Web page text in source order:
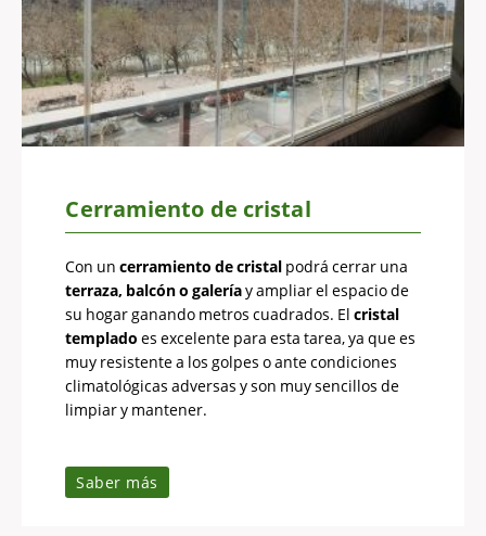
Cerramiento de cristal
Con uncerramiento de cristal podrá cerrar una
terraza, balcón o galeríay ampliar el espacio de
su hogar ganando metros cuadrados. Elcristal
templado es excelente para esta tarea, ya que es
muy resistente a los golpes o ante condiciones
climatológicas adversas y son muy sencillos de
limpiar y mantener.
Saber más